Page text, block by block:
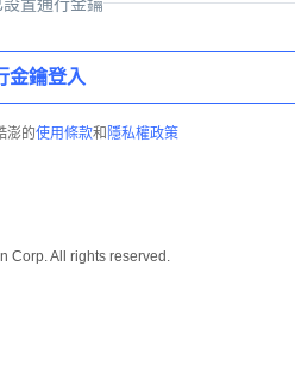
金鑰登入
澎的使用條款和 隱私權政策
Corp. All rights reserved.